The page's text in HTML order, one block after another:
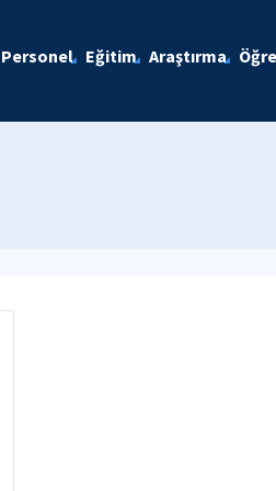
Personel Eğitim Araştırma